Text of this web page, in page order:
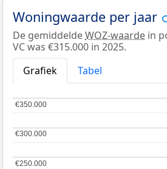
Woningwaarde per jaar
De gemiddeldeWOZ-waarde in
VC was €315.000 in 2025.
Grafiek
Tabel
€250.000
€250.000
€300.000
€300.000
€350.000
€350.000